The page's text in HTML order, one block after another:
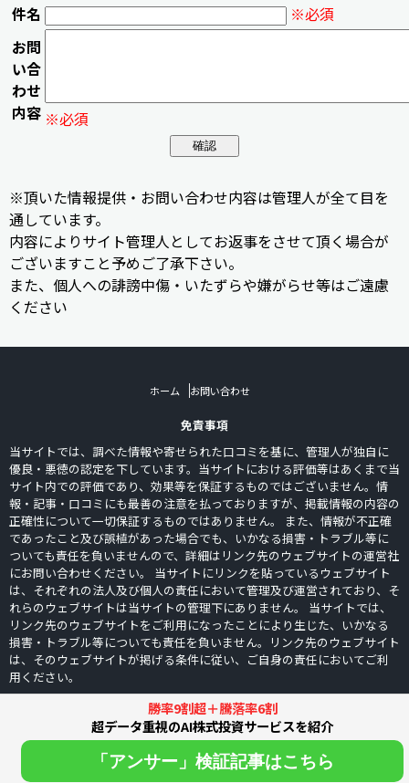
件名
※必須
お問
い合
わせ
内容 ※必須
※頂いた情報提供・お問い合わせ内容は管理人が全て目を
通しています。
内容によりサイト管理人としてお返事をさせて頂く場合が
ございますこと予めご了承下さい。
また、個人への誹謗中傷・いたずらや嫌がらせ等はご遠慮
ください
ホーム お問い合わせ
免責事項
当サイトでは、調べた情報や寄せられた口コミを基に、管理人が独自に
優良・悪徳の認定を下しています。当サイトにおける評価等はあくまで当
サイト内での評価であり、効果等を保証するものではございません。情
報・記事・口コミにも最善の注意を払っておりますが、掲載情報の内容の
正確性について一切保証するものではありません。 また、情報が不正確
であったこと及び誤植があった場合でも、いかなる損害・トラブル等に
ついても責任を負いませんので、詳細はリンク先のウェブサイトの運営社
にお問い合わせください。 当サイトにリンクを貼っているウェブサイト
は、それぞれの法人及び個人の責任において管理及び運営されており、そ
れらのウェブサイトは当サイトの管理下にありません。 当サイトでは、
リンク先のウェブサイトをご利用になったことにより生じた、いかなる
損害・トラブル等についても責任を負いません。リンク先のウェブサイト
は、そのウェブサイトが掲げる条件に従い、ご自身の責任においてご利
用ください。
2018-2026 © 株サイト比較ナビ All Rights Reserved.
勝率9割超＋騰落率6割
超データ重視のAI株式投資サービスを紹介
「アンサー」検証記事はこちら